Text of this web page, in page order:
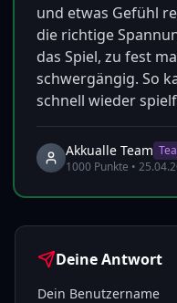
und etwas Gefühl
die richtige
das Spiel, zu fest
schwergängig. So
schnell wieder
Akkualle Team
1000 Punkte •
Deine Antwort
Dein Benutzername